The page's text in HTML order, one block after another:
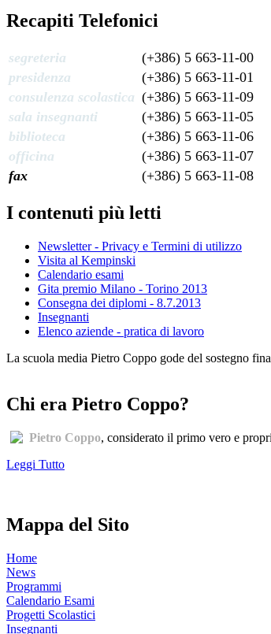
Recapiti Telefonici
segreteria
(+386) 5 663-11-00
presidenza
(+386) 5 663-11-01
consulenza scolastica (+386) 5 663-11-09
sala insegnanti
(+386) 5 663-11-05
biblioteca
(+386) 5 663-11-06
officina
(+386) 5 663-11-07
fax
(+386) 5 663-11-08
I contenuti più letti
Newsletter - Privacy e Termini di utilizzo
Visita al Kempinski
Calendario esami
Gita premio Milano - Torino 2013
Consegna dei diplomi - 8.7.2013
Insegnanti
Elenco aziende - pratica di lavoro
La scuola media Pietro Coppo gode del sostegno
Chi era Pietro Coppo?
Pietro Coppo, considerato il primo vero e
Leggi Tutto
Mappa del Sito
Home
News
Programmi
Calendario Esami
Progetti Scolastici
Insegnanti